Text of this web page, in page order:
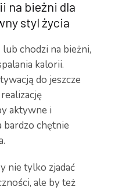
na bieżni dla
styl życia
chodzi na bieżni,
kalorii.
do jeszcze
aktywne i
chętnie
nie tylko zjadać
ale by też